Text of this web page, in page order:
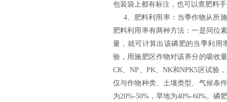
包装袋上都有标注，也可以查肥料
4、 肥料利用率：当季作物从所施
肥料利用率有两种方法：一是同位
量，就可计算出该磷肥的当季利用
验，用施肥区作物对该养分的吸收
CK、NP、PK、NK和NPK5区试验
仅与作物种类、土壤类型、气候条
为20%-50%，旱地为40%-60%。磷